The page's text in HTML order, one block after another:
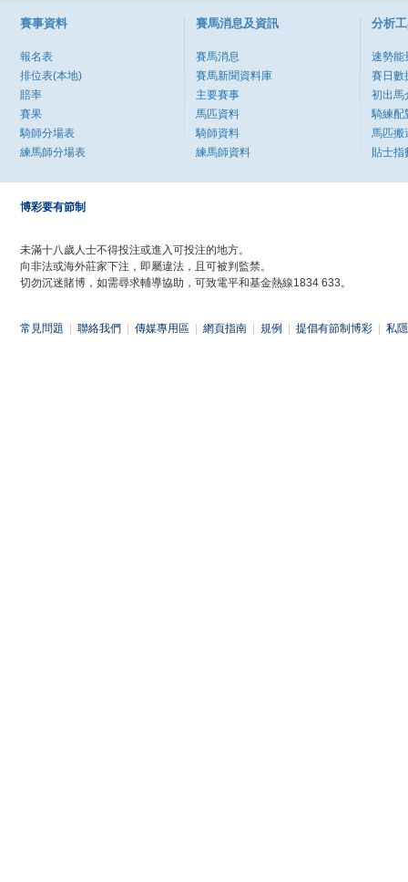
賽事資料
報名表
排位表(本地)
賠率
賽果
騎師分場表
練馬師分場表
賽馬消息及資訊
賽馬消息
賽馬新聞資料庫
主要賽事
馬匹資料
騎師資料
練馬師資料
分析
速勢能
賽日數
初出馬
騎練配
馬匹搬
貼士指
博彩要有節制
未滿十八歲人士不得投注或進入可投注的地方。
向非法或海外莊家下注，即屬違法，且可被判監禁。
切勿沉迷賭博，如需尋求輔導協助，可致電平和基金熱線1834 633。
常見問題 聯絡我們 傳媒專用區 網頁指南 規例 提倡有節制博彩 私